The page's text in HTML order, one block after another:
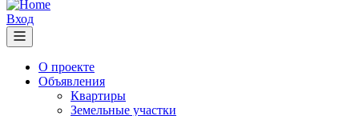
Вход
О проекте
Объявления
Квартиры
Земельные участки